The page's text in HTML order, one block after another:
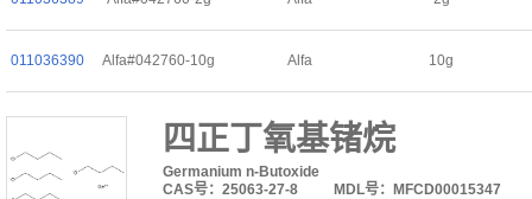
011036390 Alfa#042760-10g Alfa 10g
四正丁氧基锗烷
Germanium n-Butoxide
CAS号：25063-27-8
MDL号：MFCD00015347